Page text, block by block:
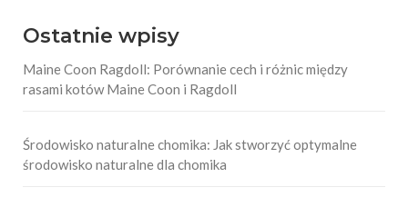
Ostatnie wpisy
Maine Coon Ragdoll: Porównanie cech i różnic między
rasami kotów Maine Coon i Ragdoll
Środowisko naturalne chomika: Jak stworzyć optymalne
środowisko naturalne dla chomika